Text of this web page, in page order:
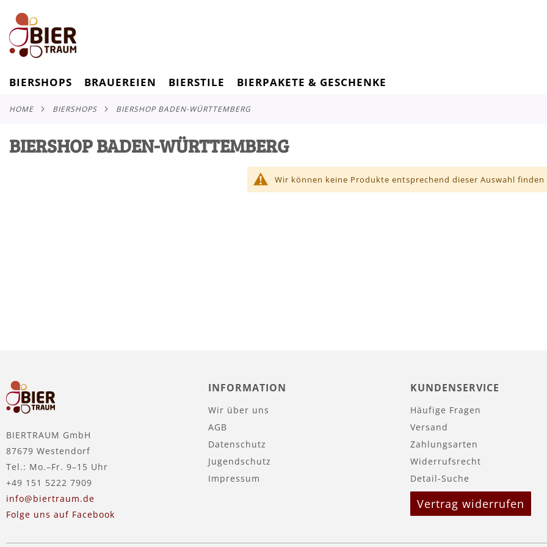
BIERSHOPS BRAUEREIEN BIERSTILE BIERPAKETE & GESCHENKE
HOME BIERSHOPS BIERSHOP BADEN-WÜRTTEMBERG
BIERSHOP BADEN-WÜRTTEMBERG
Wir können keine Produkte entsprechend dieser Auswahl finden
BIERTRAUM GmbH
87679 Westendorf
Tel.: Mo.–Fr. 9–15 Uhr
+49 151 5222 7909
info@biertraum.de
Folge uns auf Facebook
INFORMATION
Wir über uns
AGB
Datenschutz
Jugendschutz
Impressum
KUNDENSERVICE
Häufige Fragen
Versand
Zahlungsarten
Widerrufsrecht
Detail-Suche
Vertrag widerrufen